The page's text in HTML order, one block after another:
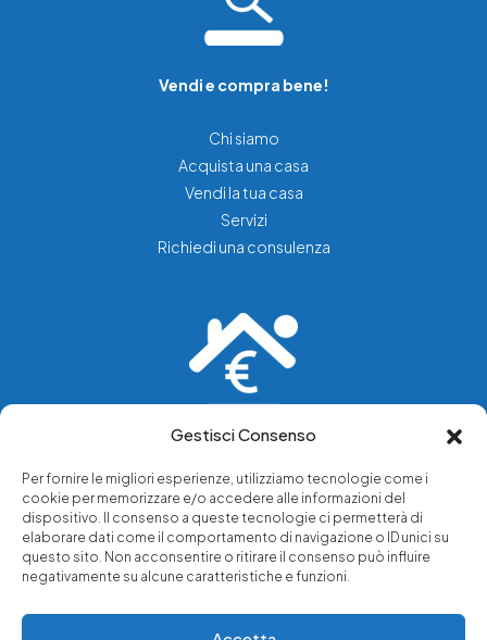
Gestisci Consenso
Per fornire le migliori esperienze, utilizziamo tecnologie come i
cookie per memorizzare e/o accedere alle informazioni del
dispositivo. Il consenso a queste tecnologie ci permetterà di
elaborare dati come il comportamento di navigazione o ID unici su
questo sito. Non acconsentire o ritirare il consenso può influire
negativamente su alcune caratteristiche e funzioni.
Vendi e compra bene!
Chi siamo
Acquista una casa
Vendi la tua casa
Servizi
Richiedi una consulenza
Chi siamo
Servizi di tutela legale
Notizie e approfondimenti